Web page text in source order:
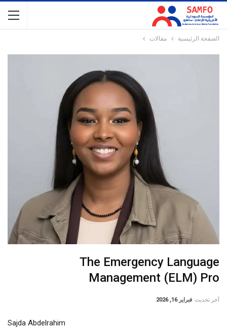
الصفحة الرئيسية مقالات
The Emergency Language
Management (ELM) Pro
آخر تحديث فبراير 16, 2026
Sajda Abdelrahim​